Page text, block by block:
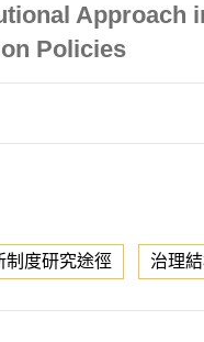
Approach
Policies
制度研究途徑 治理